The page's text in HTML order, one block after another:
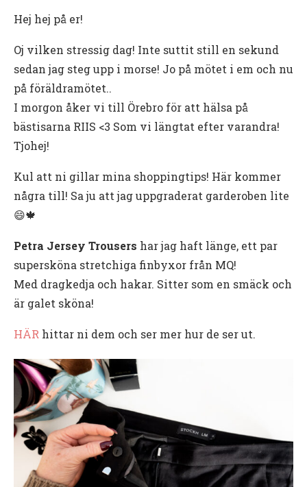
Hej hej på er!
Oj vilken stressig dag! Inte suttit still en sekund
sedan jag steg upp i morse! Jo på mötet i em och nu
på föräldramötet..
I morgon åker vi till Örebro för att hälsa på
bästisarna RIIS <3 Som vi längtat efter varandra!
Tjohej!
Kul att ni gillar mina shoppingtips! Här kommer
några till! Sa ju att jag uppgraderat garderoben lite
😄🍁
Petra Jersey Trousers har jag haft länge, ett par
supersköna stretchiga finbyxor från MQ!
Med dragkedja och hakar. Sitter som en smäck och
är galet sköna!
HÄR hittar ni dem och ser mer hur de ser ut.